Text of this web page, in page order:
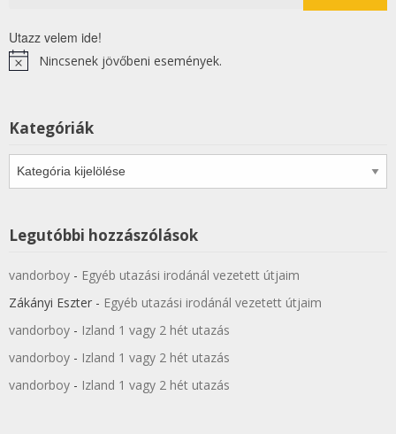
Utazz velem ide!
NoticeNincsenek jövőbeni események.
Kategóriák
Kategóriák
Legutóbbi hozzászólások
vandorboy - Egyéb utazási irodánál vezetett útjaim
Zákányi Eszter - Egyéb utazási irodánál vezetett útjaim
vandorboy - Izland 1 vagy 2 hét utazás
vandorboy - Izland 1 vagy 2 hét utazás
vandorboy - Izland 1 vagy 2 hét utazás